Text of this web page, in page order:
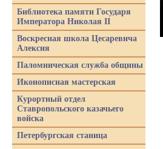
Библиотека памяти Государя
Императора Николая II
Воскресная школа Цесаревича
Алексия
Паломническая служба общины
Иконописная мастерская
Курортный отдел
Ставропольского казачьего
войска
Петербургская станица